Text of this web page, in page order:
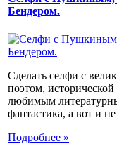
Бендером.
Сделать селфи с
поэтом,
любимым
фантастика, а вот и
Подробнее »